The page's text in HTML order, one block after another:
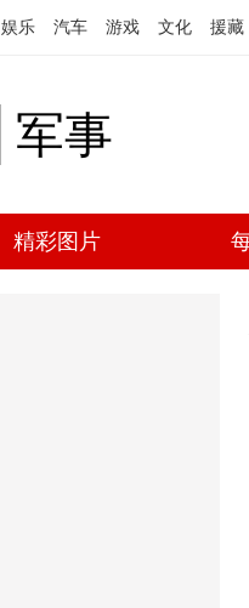
娱乐 汽车 游戏 文化 援藏
军事
精彩图片